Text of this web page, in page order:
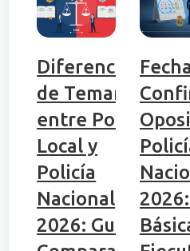
Diferencias
de Temario
entre Policía
Local y
Policía
Nacional
2026: Guía